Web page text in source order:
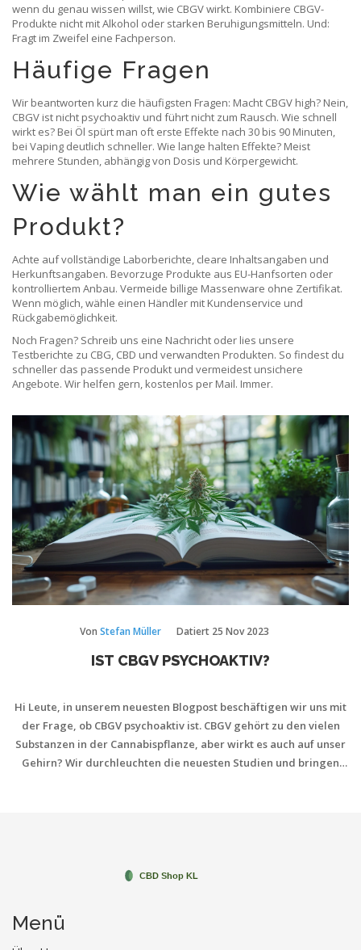
wenn du genau wissen willst, wie CBGV wirkt. Kombiniere CBGV-
Produkte nicht mit Alkohol oder starken Beruhigungsmitteln. Und:
Fragt im Zweifel eine Fachperson.
Häufige Fragen
Wir beantworten kurz die häufigsten Fragen: Macht CBGV high? Nein,
CBGV ist nicht psychoaktiv und führt nicht zum Rausch. Wie schnell
wirkt es? Bei Öl spürt man oft erste Effekte nach 30 bis 90 Minuten,
bei Vaping deutlich schneller. Wie lange halten Effekte? Meist
mehrere Stunden, abhängig von Dosis und Körpergewicht.
Wie wählt man ein gutes
Produkt?
Achte auf vollständige Laborberichte, cleare Inhaltsangaben und
Herkunftsangaben. Bevorzuge Produkte aus EU-Hanfsorten oder
kontrolliertem Anbau. Vermeide billige Massenware ohne Zertifikat.
Wenn möglich, wähle einen Händler mit Kundenservice und
Rückgabemöglichkeit.
Noch Fragen? Schreib uns eine Nachricht oder lies unsere
Testberichte zu CBG, CBD und verwandten Produkten. So findest du
schneller das passende Produkt und vermeidest unsichere
Angebote. Wir helfen gern, kostenlos per Mail. Immer.
Von Stefan Müller Datiert 25 Nov 2023
IST CBGV PSYCHOAKTIV?
Hi Leute, in unserem neuesten Blogpost beschäftigen wir uns mit
der Frage, ob CBGV psychoaktiv ist. CBGV gehört zu den vielen
Substanzen in der Cannabispflanze, aber wirkt es auch auf unser
Gehirn? Wir durchleuchten die neuesten Studien und bringen
Menü